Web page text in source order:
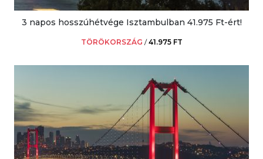
3 napos hosszúhétvége Isztambulban 41.975 Ft-ért!
TÖRÖKORSZÁG /41.975 FT